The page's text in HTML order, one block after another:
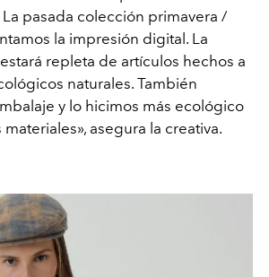
pasada colección primavera /
la impresión digital. La
repleta de artículos hechos a
naturales. También
y lo hicimos más ecológico
materiales», asegura la creativa.